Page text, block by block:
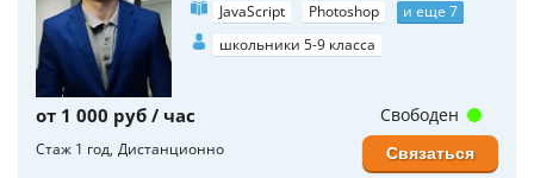
JavaScript Photoshop
и еще 7
школьники 5-9 класса
от 1 000 руб / час
Стаж 1 год Дистанционно
Свободен
Связаться